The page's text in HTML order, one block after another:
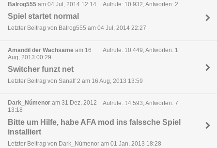
Balrog555 am 04 Jul, 2014 12:14 Aufrufe: 10.932, Antworten: 2
Spiel startet normal
Letzter Beitrag von Balrog555 am 04 Jul, 2014 22:27
Amandil der Wachsame am 16
Aug, 2013 00:29
Aufrufe: 10.449, Antworten: 1
Switcher funzt net
Letzter Beitrag von Sanalf 2 am 16 Aug, 2013 13:59
Dark_Númenor am 31 Dez, 2012
13:18
Aufrufe: 14.593, Antworten: 7
Bitte um Hilfe, habe AFA mod ins falssche Spiel
installiert
Letzter Beitrag von Dark_Númenor am 01 Jan, 2013 18:28